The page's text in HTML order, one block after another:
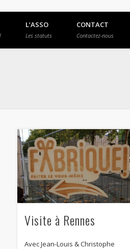
L’ASSO
Les statuts
CONTACT
Contactez-nous
Visite à Rennes
Avec Jean-Louis & Christophe